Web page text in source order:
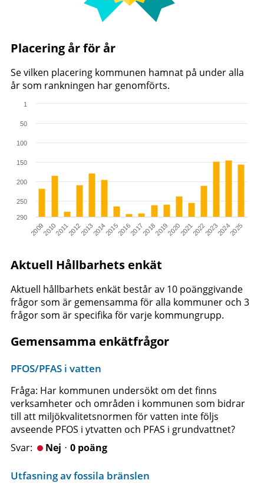
Placering år för år
Se vilken placering kommunen hamnat på under alla
år som rankningen har genomförts.
Bar chart with 17 bars.
The chart has 1 Y axis displaying values. Range: 1 to 290.
20092010201120122013201420152016201720182019202020212022202320242025
1
50
100
150
200
250
290
Aktuell Hållbarhets enkät
Aktuell hållbarhets enkät består av 10 poänggivande
frågor som är gemensamma för alla kommuner och 3
frågor som är specifika för varje kommungrupp.
Gemensamma enkätfrågor
PFOS/PFAS i vatten
Fråga: Har kommunen undersökt om det finns
verksamheter och områden i kommunen som bidrar
till att miljökvalitetsnormen för vatten inte följs
avseende PFOS i ytvatten och PFAS i grundvattnet?
Nejᆞ0 poäng
Utfasning av fossila bränslen